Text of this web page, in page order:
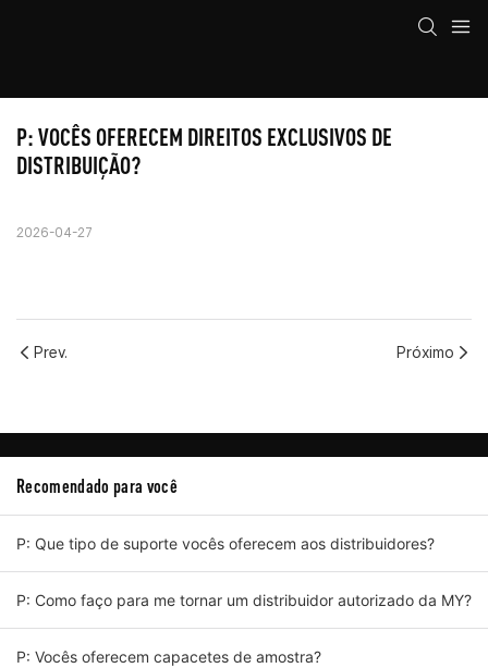
P: VOCÊS OFERECEM DIREITOS EXCLUSIVOS DE
DISTRIBUIÇÃO?
2026-04-27
Prev. Próximo
Recomendado para você
P: Que tipo de suporte vocês oferecem aos distribuidores?
P: Como faço para me tornar um distribuidor autorizado da MY?
P: Vocês oferecem capacetes de amostra?